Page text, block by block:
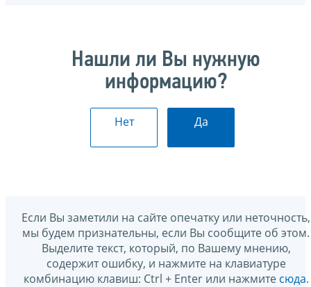
Нашли ли Вы нужную
информацию?
Нет Да
Если Вы заметили на сайте опечатку или неточность,
мы будем признательны, если Вы сообщите об этом.
Выделите текст, который, по Вашему мнению,
содержит ошибку, и нажмите на клавиатуре
комбинацию клавиш: Ctrl + Enter или нажмите сюда.